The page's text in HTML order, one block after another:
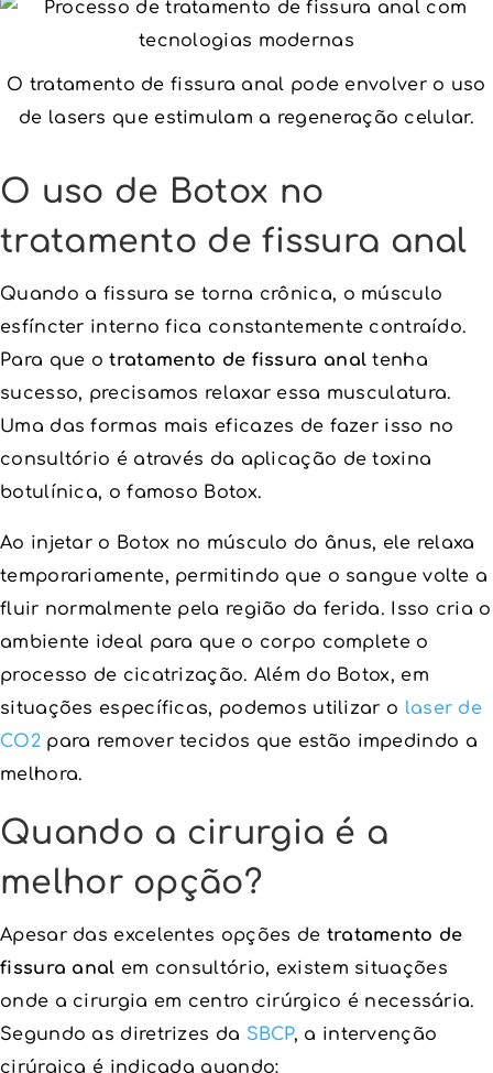
O tratamento de fissura anal pode envolver o uso
de lasers que estimulam a regeneração celular.
O uso de Botox no
tratamento de fissura anal
Quando a fissura se torna crônica, o músculo
esfíncter interno fica constantemente contraído.
Para que otratamento de fissura anal tenha
sucesso, precisamos relaxar essa musculatura.
Uma das formas mais eficazes de fazer isso no
consultório é através da aplicação de toxina
botulínica, o famoso Botox.
Ao injetar o Botox no músculo do ânus, ele relaxa
temporariamente, permitindo que o sangue volte a
fluir normalmente pela região da ferida. Isso cria o
ambiente ideal para que o corpo complete o
processo de cicatrização. Além do Botox, em
situações específicas, podemos utilizar o laser de
CO2para remover tecidos que estão impedindo a
melhora.
Quando a cirurgia é a
melhor opção?
Apesar das excelentes opções de tratamento de
fissura anal em consultório, existem situações
onde a cirurgia em centro cirúrgico é necessária.
Segundo as diretrizes da SBCP, a intervenção
cirúrgica é indicada quando: